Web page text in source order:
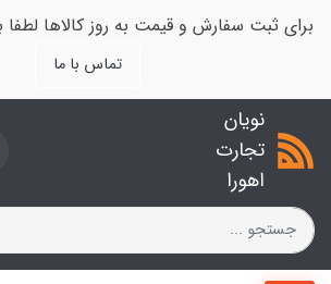
برای ثبت سفارش و قیمت به روز کالاها لطفا
تماس با ما
نویان
تجارت
اهورا